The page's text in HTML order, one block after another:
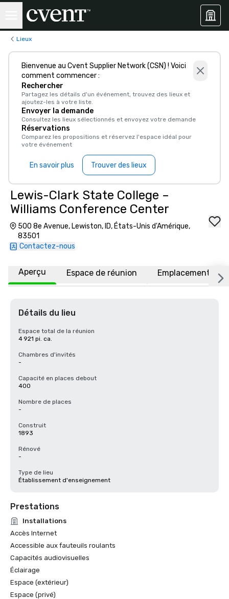
Lieux
Bienvenue au Cvent Supplier Network (CSN) ! Voici
comment commencer :
Rechercher
Partagez les détails d'un événement, trouvez des lieux et
ajoutez-les à votre liste.
Envoyer la demande
Consultez les lieux sélectionnés et envoyez votre demande
Réservations
Comparez les propositions et réservez l'espace idéal pour
votre événement
En savoir plus Trouver des lieux
Lewis-Clark State College –
Williams Conference Center
500 8e Avenue, Lewiston, ID, États-Unis d'Amérique,
83501
Contactez-nous
Aperçu Espace de réunion Emplacement
Détails du lieu
Espace total de la réunion
4 921 pi. ca.
Chambres d'invités
-
Capacité en places debout
400
Nombre de places
-
Construit
1893
Rénové
-
Type de lieu
Établissement d'enseignement
Prestations
Installations
Accès Internet
Accessible aux fauteuils roulants
Capacités audiovisuelles
Éclairage
Espace (extérieur)
Espace (privé)